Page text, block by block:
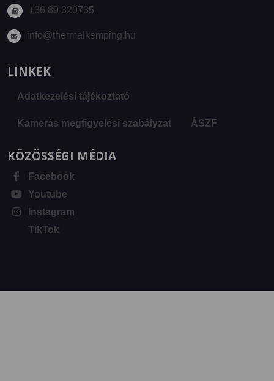
+36 89 320735
info@thermalkemping.hu
LINKEK
Adatkezelési tájékoztató
Kamerás megfigyelési szabályzat ÁSZF
KÖZÖSSÉGI MÉDIA
Facebook
Youtube
Instagram
TikTok